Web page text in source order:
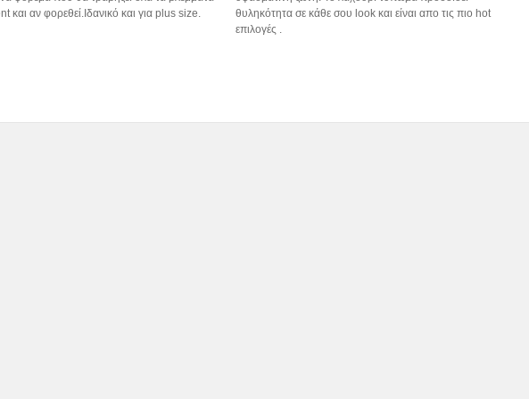
και αν φορεθεί.Ιδανικό και για plus size.
θυληκότητα σε κάθε σου look και είναι απο τις πιο hot
επιλογές .